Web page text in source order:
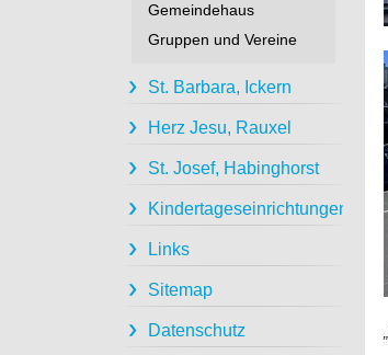
Gemeindehaus
Gruppen und Vereine
St. Barbara, Ickern
Herz Jesu, Rauxel
St. Josef, Habinghorst
Kindertageseinrichtungen
Links
Sitemap
Datenschutz